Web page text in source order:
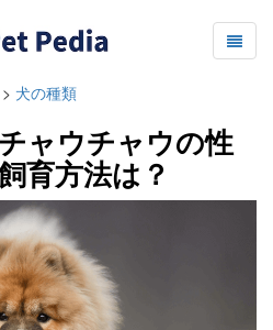
> 犬の種類
ャウチャウの性
育方法は？